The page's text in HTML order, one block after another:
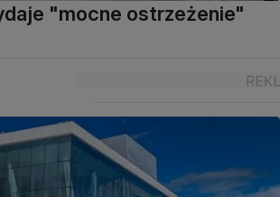
"mocne ostrzeżenie"